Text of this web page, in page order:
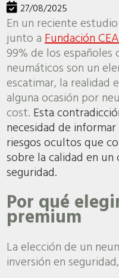
27/08/2025
En un reciente
junto aFundación CEA
99% de los españoles
neumáticos son un
escatimar, la realidad
alguna ocasión por
cost. Esta
necesidad de
riesgos ocultos que
sobre la calidad en
seguridad.
Por qué
premium
La elección de un
inversión en